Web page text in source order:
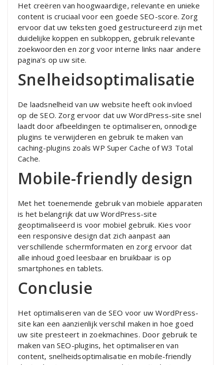
Het creëren van hoogwaardige, relevante en unieke
content is cruciaal voor een goede SEO-score. Zorg
ervoor dat uw teksten goed gestructureerd zijn met
duidelijke koppen en subkoppen, gebruik relevante
zoekwoorden en zorg voor interne links naar andere
pagina’s op uw site.
Snelheidsoptimalisatie
De laadsnelheid van uw website heeft ook invloed
op de SEO. Zorg ervoor dat uw WordPress-site snel
laadt door afbeeldingen te optimaliseren, onnodige
plugins te verwijderen en gebruik te maken van
caching-plugins zoals WP Super Cache of W3 Total
Cache.
Mobile-friendly design
Met het toenemende gebruik van mobiele apparaten
is het belangrijk dat uw WordPress-site
geoptimaliseerd is voor mobiel gebruik. Kies voor
een responsive design dat zich aanpast aan
verschillende schermformaten en zorg ervoor dat
alle inhoud goed leesbaar en bruikbaar is op
smartphones en tablets.
Conclusie
Het optimaliseren van de SEO voor uw WordPress-
site kan een aanzienlijk verschil maken in hoe goed
uw site presteert in zoekmachines. Door gebruik te
maken van SEO-plugins, het optimaliseren van
content, snelheidsoptimalisatie en mobile-friendly